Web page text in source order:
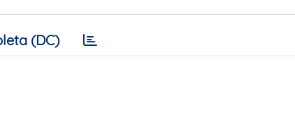
(DC)